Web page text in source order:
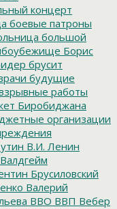
концерт
боевые патроны
большой
Борис
брусит
будущие
работы
Биробиджана
организации
В.И. Ленин
Валдгейм
Брусиловский
Валерий
ВВО ВВП Вебер